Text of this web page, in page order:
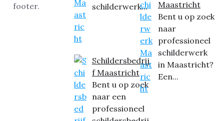
schilderwerk...
Schildersbedrij
f Maastricht
Bent u op zoek
naar een
professioneel
Maastricht
Bent u op zoek
naar
professioneel
schilderwerk
in Maastricht?
Een...